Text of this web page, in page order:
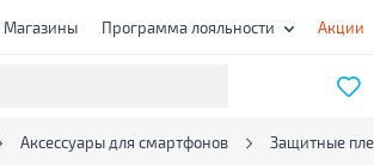
Магазины Программа лояльности Акции
Аксессуары для смартфонов Защитные